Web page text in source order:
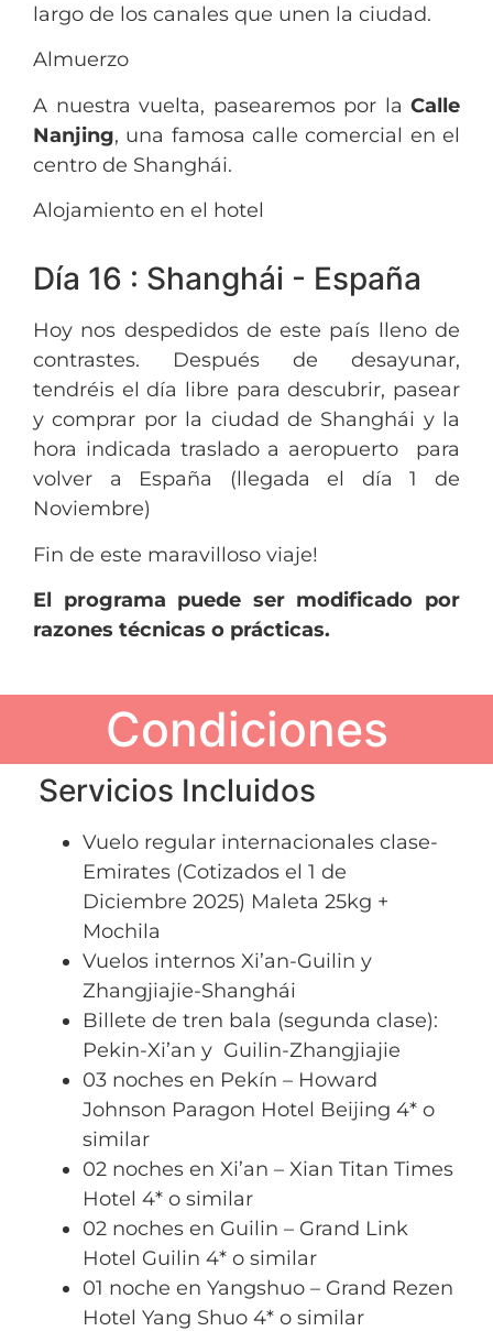
largo de los canales que unen la ciudad.
Almuerzo
A nuestra vuelta, pasearemos por la Calle
Nanjing, una famosa calle comercial en el
centro de Shanghái.
Alojamiento en el hotel
Día 16 : Shanghái - España
Hoy nos despedidos de este país lleno de
contrastes. Después de desayunar,
tendréis el día libre para descubrir, pasear
y comprar por la ciudad de Shanghái y la
hora indicada traslado a aeropuerto para
volver a España (llegada el día 1 de
Noviembre)
Fin de este maravilloso viaje!
El programa puede ser modificado por
razones técnicas o prácticas.
Condiciones
Servicios Incluidos
Vuelo regular internacionales clase-
Emirates (Cotizados el 1 de
Diciembre 2025) Maleta 25kg +
Mochila
Vuelos internos Xi’an-Guilin y
Zhangjiajie-Shanghái
Billete de tren bala (segunda clase):
Pekin-Xi’an y Guilin-Zhangjiajie
03 noches en Pekín – Howard
Johnson Paragon Hotel Beijing 4* o
similar
02 noches en Xi’an – Xian Titan Times
Hotel 4* o similar
02 noches en Guilin – Grand Link
Hotel Guilin 4* o similar
01 noche en Yangshuo – Grand Rezen
Hotel Yang Shuo 4* o similar